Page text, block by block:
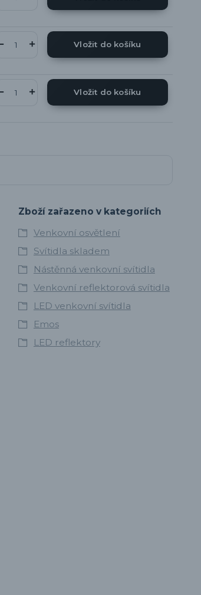
Vložit do košíku
Vložit do košíku
Zboží zařazeno v kategoriích
Venkovní osvětlení
Svítidla skladem
Nástěnná venkovní svítidla
Venkovní reflektorová svítidla
LED venkovní svítidla
Emos
LED reflektory